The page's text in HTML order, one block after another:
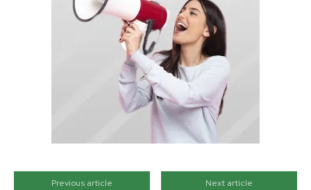
Previous article Next article